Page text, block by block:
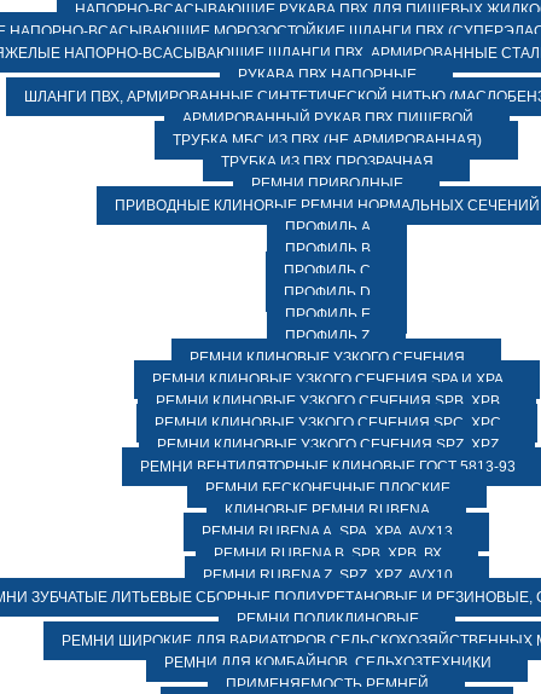
НАПОРНО-ВСАСЫВАЮЩИЕ РУКАВА ПВХ ДЛЯ ПИЩЕВЫХ
НАПОРНО-ВСАСЫВАЮЩИЕ МОРОЗОСТОЙКИЕ ШЛАНГИ ПВХ
НАПОРНО-ВСАСЫВАЮЩИЕ ШЛАНГИ ПВХ, АРМИРОВАННЫЕ
РУКАВА ПВХ НАПОРНЫЕ
ШЛАНГИ ПВХ, АРМИРОВАННЫЕ СИНТЕТИЧЕСКОЙ НИТЬЮ
АРМИРОВАННЫЙ РУКАВ ПВХ ПИЩЕВОЙ
ТРУБКА МБС ИЗ ПВХ (НЕ АРМИРОВАННАЯ)
ТРУБКА ИЗ ПВХ ПРОЗРАЧНАЯ
РЕМНИ ПРИВОДНЫЕ
ПРИВОДНЫЕ КЛИНОВЫЕ РЕМНИ НОРМАЛЬНЫХ СЕЧЕНИЙ
ПРОФИЛЬ A
ПРОФИЛЬ B
ПРОФИЛЬ C
ПРОФИЛЬ D
ПРОФИЛЬ E
ПРОФИЛЬ Z
РЕМНИ КЛИНОВЫЕ УЗКОГО СЕЧЕНИЯ
РЕМНИ КЛИНОВЫЕ УЗКОГО СЕЧЕНИЯ SPA И XPA
РЕМНИ КЛИНОВЫЕ УЗКОГО СЕЧЕНИЯ SPB, XPB
РЕМНИ КЛИНОВЫЕ УЗКОГО СЕЧЕНИЯ SPC, XPC
РЕМНИ КЛИНОВЫЕ УЗКОГО СЕЧЕНИЯ SPZ, XPZ
РЕМНИ ВЕНТИЛЯТОРНЫЕ КЛИНОВЫЕ ГОСТ 5813-93
РЕМНИ БЕСКОНЕЧНЫЕ ПЛОСКИЕ
КЛИНОВЫЕ РЕМНИ RUBENA
РЕМНИ RUBENA А, SPA, XPA, AVX13
РЕМНИ RUBENA В, SPВ, ХPВ, ВХ
РЕМНИ RUBENA Z, SPZ, XPZ, AVX10
ЗУБЧАТЫЕ ЛИТЬЕВЫЕ СБОРНЫЕ ПОЛИУРЕТАНОВЫЕ И РЕЗИНОВЫЕ,
РЕМНИ ПОЛИКЛИНОВЫЕ
РЕМНИ ШИРОКИЕ ДЛЯ ВАРИАТОРОВ СЕЛЬСКОХОЗЯЙСТВЕННЫХ
РЕМНИ ДЛЯ КОМБАЙНОВ, СЕЛЬХОЗТЕХНИКИ
ПРИМЕНЯЕМОСТЬ РЕМНЕЙ